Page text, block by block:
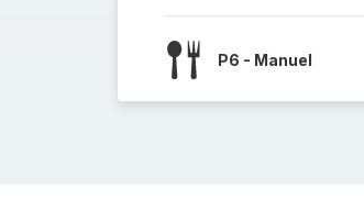
P6 - Manuel